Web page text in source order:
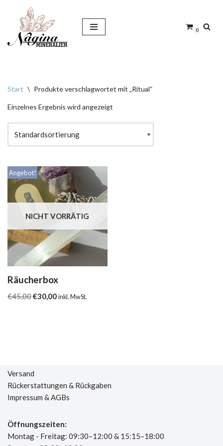
Zum
Inhalt
0
Start \ Produkte verschlagwortet mit „Ritual“
Einzelnes Ergebnis wird angezeigt
NICHT VORRÄTIG
Angebot!
Räucherbox
€45,00€30,00 inkl. MwSt.
Versand
Rückerstattungen & Rückgaben
Impressum & AGBs
Öffnungszeiten:
Montag - Freitag: 09:30–12:00 & 15:15–18:00